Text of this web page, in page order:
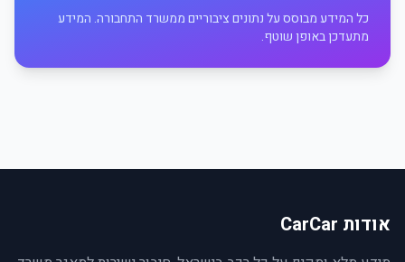
כל המידע מבוסס על נתונים ציבוריים ממשרד התחבורה. המידע
מתעדכן באופן שוטף.
אודות CarCar